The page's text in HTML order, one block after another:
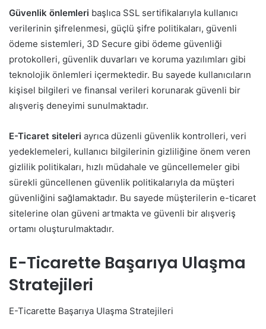
Güvenlik önlemleri başlıca SSL sertifikalarıyla kullanıcı
verilerinin şifrelenmesi, güçlü şifre politikaları, güvenli
ödeme sistemleri, 3D Secure gibi ödeme güvenliği
protokolleri, güvenlik duvarları ve koruma yazılımları gibi
teknolojik önlemleri içermektedir. Bu sayede kullanıcıların
kişisel bilgileri ve finansal verileri korunarak güvenli bir
alışveriş deneyimi sunulmaktadır.
E-Ticaret siteleri ayrıca düzenli güvenlik kontrolleri, veri
yedeklemeleri, kullanıcı bilgilerinin gizliliğine önem veren
gizlilik politikaları, hızlı müdahale ve güncellemeler gibi
sürekli güncellenen güvenlik politikalarıyla da müşteri
güvenliğini sağlamaktadır. Bu sayede müşterilerin e-ticaret
sitelerine olan güveni artmakta ve güvenli bir alışveriş
ortamı oluşturulmaktadır.
E-Ticarette Başarıya Ulaşma
Stratejileri
E-Ticarette Başarıya Ulaşma Stratejileri